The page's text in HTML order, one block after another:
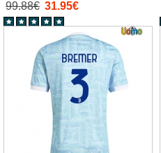
99.88€ 31.95€